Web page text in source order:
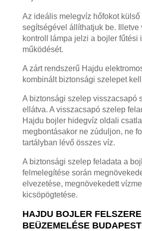
Az ideális melegvíz hőfokot
segítségével állíthatjuk be. Illetve
kontroll lámpa jelzi a bojler fűtési
működését.
A zárt rendszerű Hajdu
kombinált biztonsági szelepet
A biztonsági szelep visszacsapó
ellátva. A visszacsapó szelep
Hajdu bojler hidegvíz oldali
megbontásakor ne zúduljon, ne
tartályban lévő összes víz.
A biztonsági szelep feladata a
felmelegítése során
elvezetése, megnövekedett
kicsöpögtetése.
HAJDU BOJLER
BEÜZEMELÉSE BUDAPEST